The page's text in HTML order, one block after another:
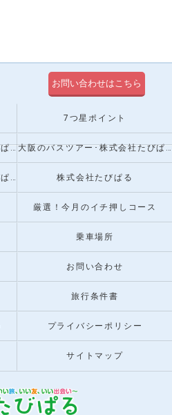
お問い合わせはこちら
7つ星ポイント
大阪のバスツアー･株式会社たびぱるの口コミ情報 大阪のバスツアー･株式会社たびぱるの評判
大阪のバスツアー･株式会社たびぱるのお客様の声 株式会社たびぱる
厳選！今月のイチ押しコース
乗車場所
お問い合わせ
旅行条件書
プライバシーポリシー
サイトマップ